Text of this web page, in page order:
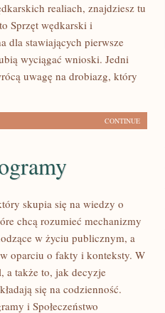
realiach, znajdziesz tu
Sprzęt wędkarski i
dla stawiających pierwsze
wyciągać wnioski. Jedni
uwagę na drobiazg, który
CONTINUE
skupia się na wiedzy o
chcą rozumieć mechanizmy
w życiu publicznym, a
oparciu o fakty i konteksty. W
a także to, jak decyzje
się na codzienność.
i Społeczeństwo